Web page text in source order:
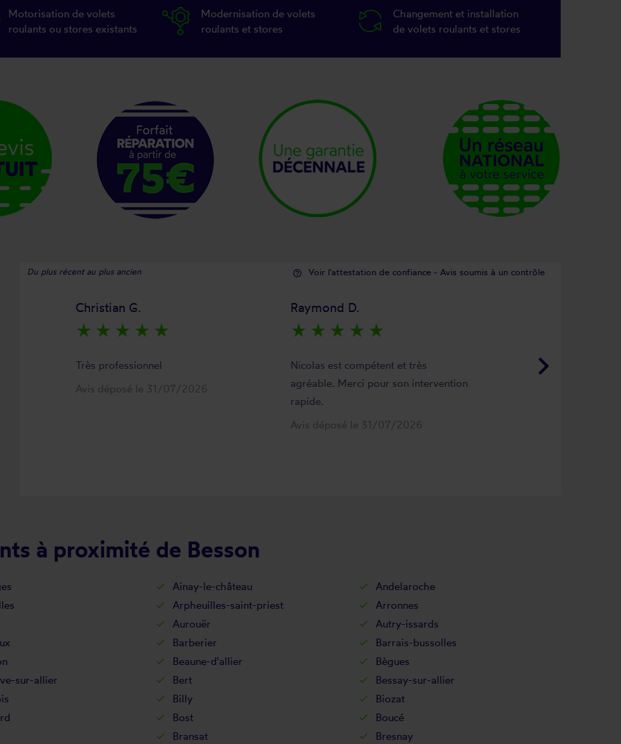
Motorisation de volets
roulants ou stores existants
Modernisation de volets
roulants et stores
Changement et installation
de volets roulants et stores
Du plus récent au plus ancien help_outline Voir l'attestation de confiance - Avis soumis à un contrôle
keyboard_arrow_right
Christian G.
star_rate star_rate star_rate star_rate star_rate
Très professionnel
Avis déposé le 31/07/2026
Raymond D.
star_rate star_rate star_rate star_rate star_rate
Nicolas est compétent et très
agréable. Merci pour son intervention
rapide.
Avis déposé le 31/07/2026
à proximité de Besson
Ainay-le-château
Andelaroche
Arpheuilles-saint-priest
Arronnes
Aurouër
Autry-issards
Barberier
Barrais-bussolles
Beaune-d'allier
Bègues
sur-allier Bert
Bessay-sur-allier
Billy
Biozat
Bost
Boucé
Bransat
Bresnay